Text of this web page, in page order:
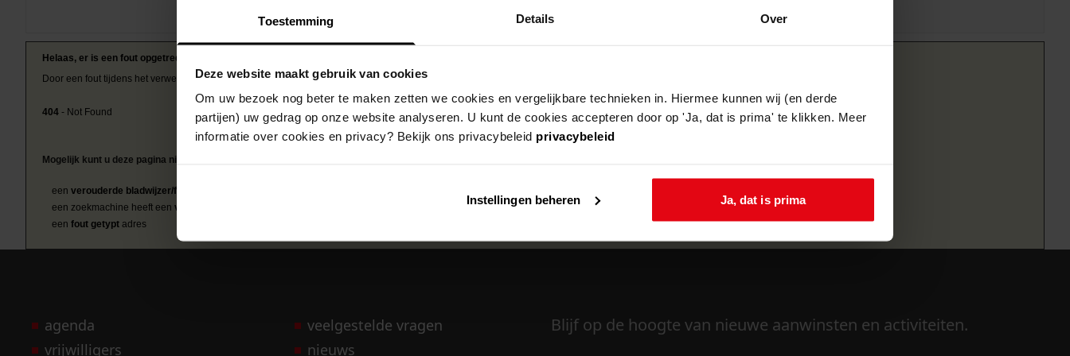
Toestemming Details Over
Deze website maakt gebruik van cookies
Om uw bezoek nog beter te maken zetten we cookies en vergelijkbare technieken in. Hiermee kunnen wij (en derde
partijen) uw gedrag op onze website analyseren. U kunt de cookies accepteren door op 'Ja, dat is prima' te klikken. Meer
informatie over cookies en privacy? Bekijk ons privacybeleid privacybeleid
Instellingen beheren Ja, dat is prima
Helaas, er is een fout opgetreden
Door een fout tijdens het verwerken van deze pagina is het niet mogelijk om deze pagina te kunnen bekijken.
404 - Not Found
Mogelijk kunt u deze pagina niet bezoeken door:
een verouderde bladwijzer/favoriet
een zoekmachine heeft een verouderde lijst van de website
een fout getypt adres
agenda
vrijwilligers
veelgestelde vragen
nieuws
Blijf op de hoogte van nieuwe aanwinsten en activiteiten.